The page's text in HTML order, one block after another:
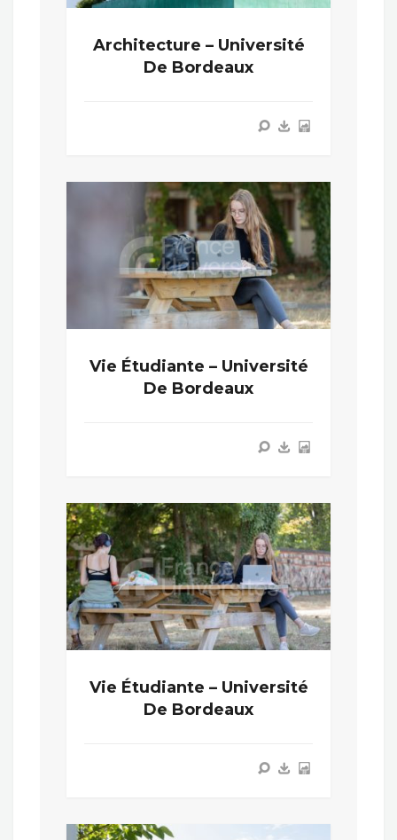
Architecture – Université
De Bordeaux
Vie Étudiante – Université
De Bordeaux
Vie Étudiante – Université
De Bordeaux